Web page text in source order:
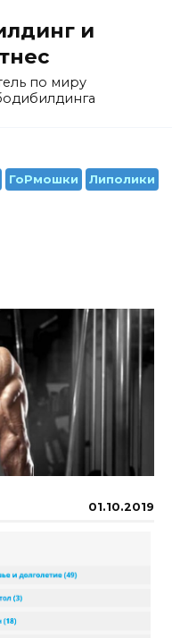
и
по миру
ГоРмошки Липолики
01.10.2019